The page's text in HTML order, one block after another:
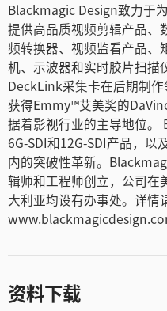
Blackmagic Design致力于
提供高品质视频剪辑产品、
频转换器、视频监看产品、
机、示波器和实时胶片扫
DeckLink采集卡在后期制
获得Emmy™艾美奖的
据着影视行业的主导地位
6G-SDI和12G-SDI产品，
内的突破性革新。
辑师和工程师创立，公司在
大利亚均设有办事处。详情
资料下载